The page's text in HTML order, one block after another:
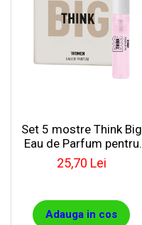
Set 5 mostre Think Big
Eau de Parfum pentru
femei
25,70 Lei
Adauga in cos